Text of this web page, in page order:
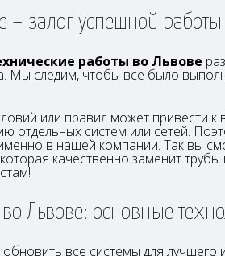
– залог успешной работы
работы во Львове
Мы следим, чтобы все было
или правил может привести к
отдельных систем или сетей.
в нашей компании. Так вы
качественно заменит
Львове: основные
все системы для лучшего